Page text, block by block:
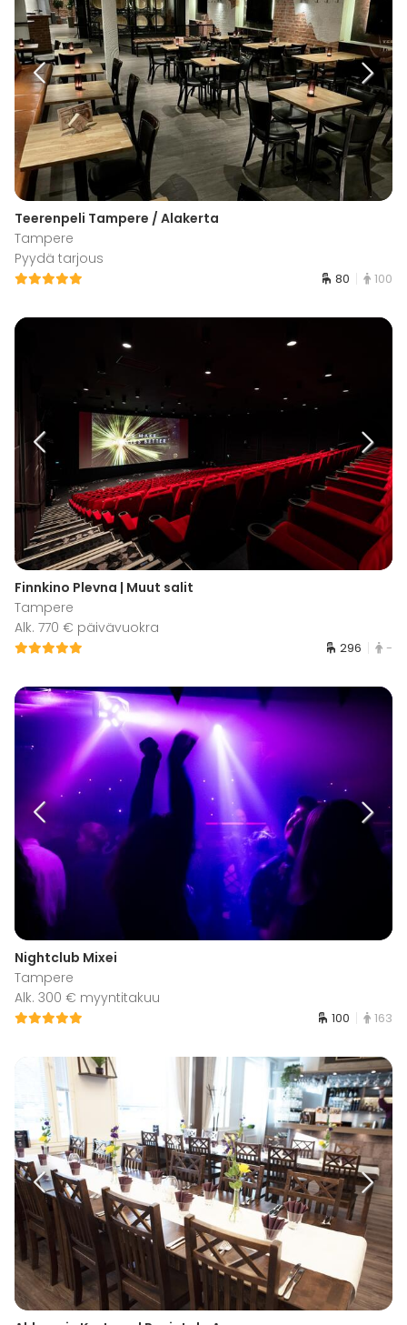
Teerenpeli Tampere / Alakerta
Tampere
Pyydä tarjous
80 100
Finnkino Plevna | Muut salit
Tampere
Alk. 770 € päivävuokra
296 -
Nightclub Mixei
Tampere
Alk. 300 € myyntitakuu
100 163